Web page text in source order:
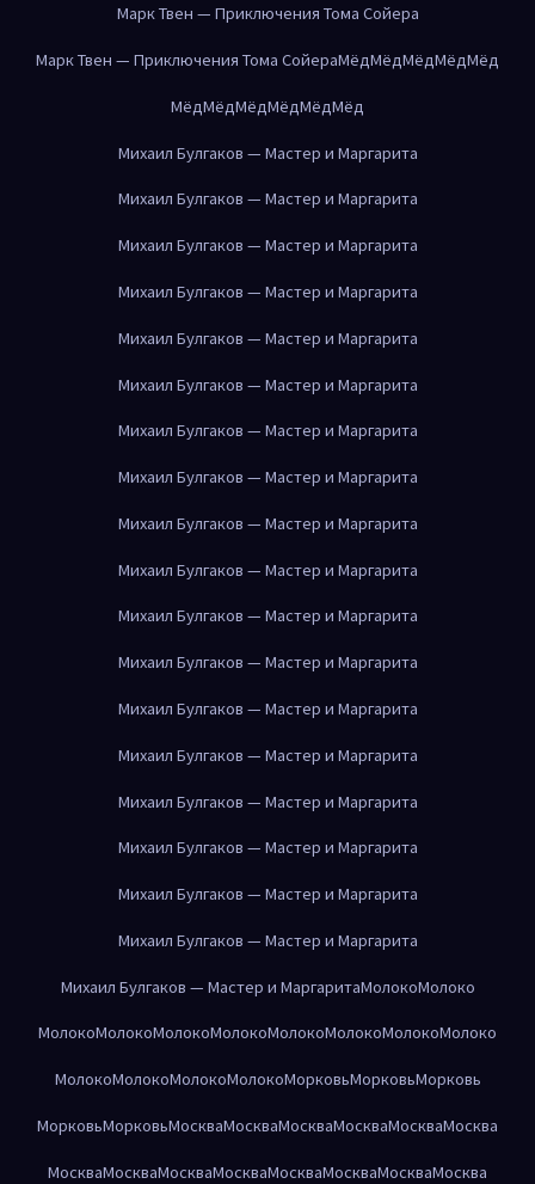
Марк Твен — Приключения Тома Сойера
Марк Твен — Приключения Тома СойераМёдМёдМёдМёдМёд
МёдМёдМёдМёдМёдМёд
Михаил Булгаков — Мастер и Маргарита
Михаил Булгаков — Мастер и Маргарита
Михаил Булгаков — Мастер и Маргарита
Михаил Булгаков — Мастер и Маргарита
Михаил Булгаков — Мастер и Маргарита
Михаил Булгаков — Мастер и Маргарита
Михаил Булгаков — Мастер и Маргарита
Михаил Булгаков — Мастер и Маргарита
Михаил Булгаков — Мастер и Маргарита
Михаил Булгаков — Мастер и Маргарита
Михаил Булгаков — Мастер и Маргарита
Михаил Булгаков — Мастер и Маргарита
Михаил Булгаков — Мастер и Маргарита
Михаил Булгаков — Мастер и Маргарита
Михаил Булгаков — Мастер и Маргарита
Михаил Булгаков — Мастер и Маргарита
Михаил Булгаков — Мастер и Маргарита
Михаил Булгаков — Мастер и Маргарита
Михаил Булгаков — Мастер и МаргаритаМолокоМолоко
МолокоМолокоМолокоМолокоМолокоМолокоМолокоМолоко
МолокоМолокоМолокоМолокоМорковьМорковьМорковь
МорковьМорковьМоскваМоскваМоскваМоскваМоскваМосква
МоскваМоскваМоскваМоскваМоскваМоскваМоскваМосква